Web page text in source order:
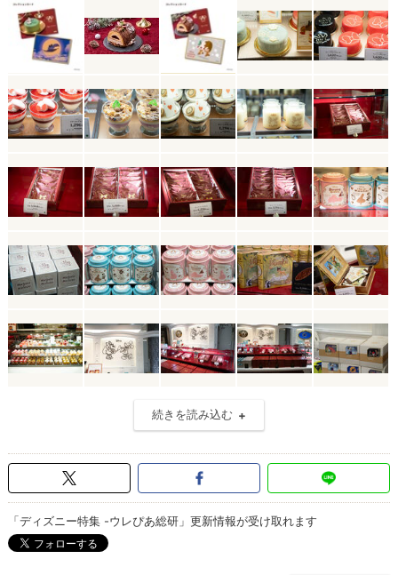
続きを読み込む
「ディズニー特集 -ウレぴあ総研」更新情報が受け取れます